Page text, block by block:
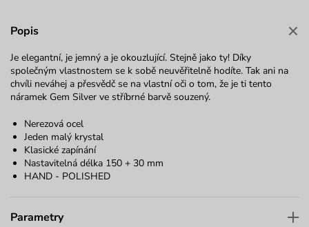
Popis
Je elegantní, je jemný a je okouzlující. Stejně jako ty! Díky
společným vlastnostem se k sobě neuvěřitelně hodíte. Tak ani na
chvíli neváhej a přesvědč se na vlastní oči o tom, že je ti tento
náramek Gem Silver ve stříbrné barvě souzený.
Nerezová ocel
Jeden malý krystal
Klasické zapínání
Nastavitelná délka 150 + 30 mm
HAND - POLISHED
Parametry